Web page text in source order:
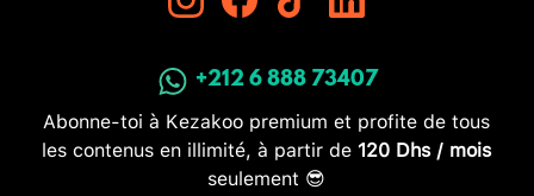
+212 6 888 73407
Abonne-toi à Kezakoo premium et profite de tous
les contenus en illimité, à partir de 120 Dhs / mois
seulement 😎